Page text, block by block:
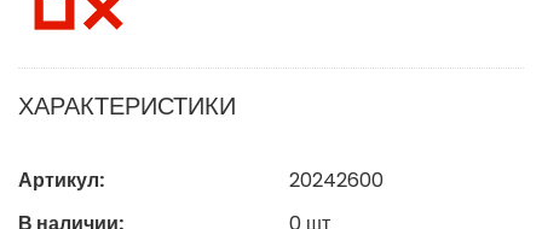
ХАРАКТЕРИСТИКИ
Артикул:
20242600